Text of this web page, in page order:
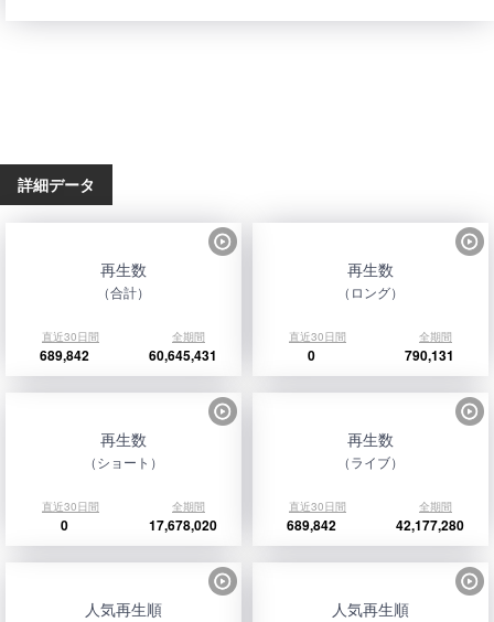
詳細データ
再生数
（合計）
直近30日間 全期間
689,842 60,645,431
再生数
（ロング）
直近30日間 全期間
0 790,131
再生数
（ショート）
直近30日間 全期間
0 17,678,020
再生数
（ライブ）
直近30日間 全期間
689,842 42,177,280
人気再生順 人気再生順